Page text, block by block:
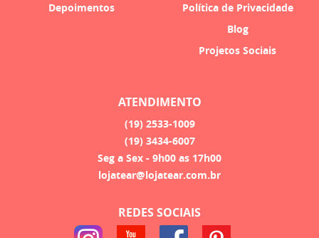
Depoimentos
Política de Privacidade
Blog
Projetos Sociais
ATENDIMENTO
(19) 2533-1009
(19) 3434-6007
Seg a Sex - 9h00 as 17h00
lojatear@lojatear.com.br
REDES SOCIAIS